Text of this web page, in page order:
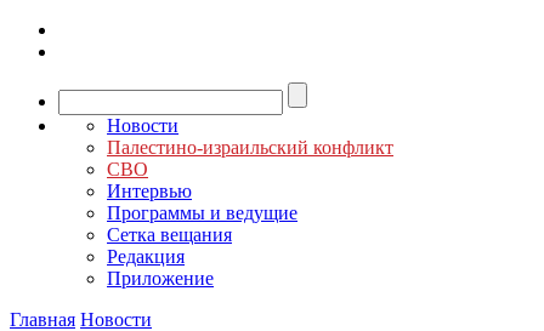
Новости
Палестино-израильский конфликт
СВО
Интервью
Программы и ведущие
Сетка вещания
Редакция
Приложение
Главная Новости